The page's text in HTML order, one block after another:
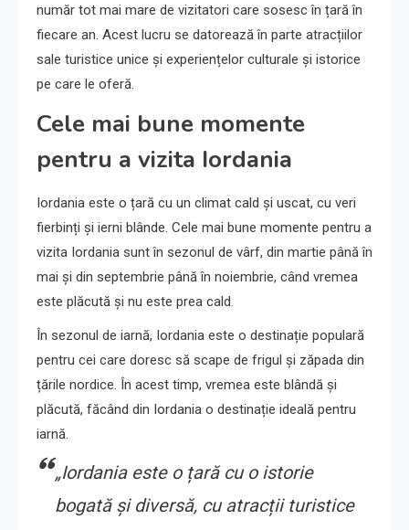
număr tot mai mare de vizitatori care sosesc în țară în
fiecare an. Acest lucru se datorează în parte atracțiilor
sale turistice unice și experiențelor culturale și istorice
pe care le oferă.
Cele mai bune momente
pentru a vizita Iordania
Iordania este o țară cu un climat cald și uscat, cu veri
fierbinți și ierni blânde. Cele mai bune momente pentru a
vizita Iordania sunt în sezonul de vârf, din martie până în
mai și din septembrie până în noiembrie, când vremea
este plăcută și nu este prea cald.
În sezonul de iarnă, Iordania este o destinație populară
pentru cei care doresc să scape de frigul și zăpada din
țările nordice. În acest timp, vremea este blândă și
plăcută, făcând din Iordania o destinație ideală pentru
iarnă.
„Iordania este o țară cu o istorie
bogată și diversă, cu atracții turistice